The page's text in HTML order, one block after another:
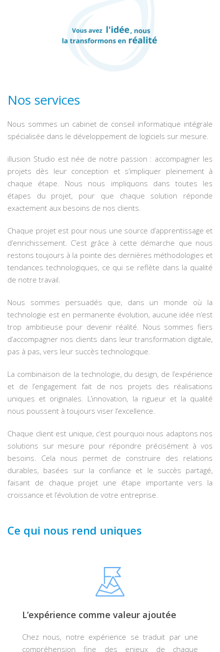
Nos services
Nous sommes un cabinet de conseil informatique intégrale
spécialisée dans le développement de logiciels sur mesure.
illusion Studio est née de notre passion : accompagner les
projets dès leur conception et s’impliquer pleinement à
chaque étape. Nous nous impliquons dans toutes les
étapes du projet, pour que chaque solution réponde
exactement aux besoins de nos clients.
Chaque projet est pour nous une source d’apprentissage et
d’enrichissement. C’est grâce à cette démarche que nous
restons toujours à la pointe des dernières méthodologies et
tendances technologiques, ce qui se reflète dans la qualité
de notre travail.
Nous sommes persuadés que, dans un monde où la
technologie est en permanente évolution, aucune idée n’est
trop ambitieuse pour devenir réalité. Nous sommes fiers
d’accompagner nos clients dans leur transformation digitale,
pas à pas, vers leur succès technologique.
La combinaison de la technologie, du design, de l’expérience
et de l’engagement fait de nos projets des réalisations
uniques et originales. L’innovation, la rigueur et la qualité
nous poussent à toujours viser l’excellence.
Chaque client est unique, c’est pourquoi nous adaptons nos
solutions sur mesure pour répondre précisément à vos
besoins. Cela nous permet de construire des relations
durables, basées sur la confiance et le succès partagé,
faisant de chaque projet une étape importante vers la
croissance et l’évolution de votre entreprise.
Ce qui nous rend uniques
L’expérience comme valeur ajoutée
Chez nous, notre expérience se traduit par une
compréhension fine des enjeux de chaque